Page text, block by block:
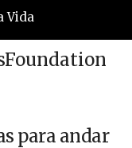
para andar